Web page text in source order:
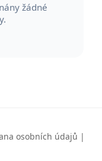
žádné
osobních údajů |